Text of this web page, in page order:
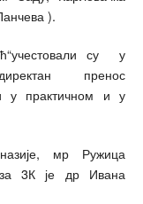
).
су у
пренос
у практичном и у
мр Ружица
за 3К је др Ивана